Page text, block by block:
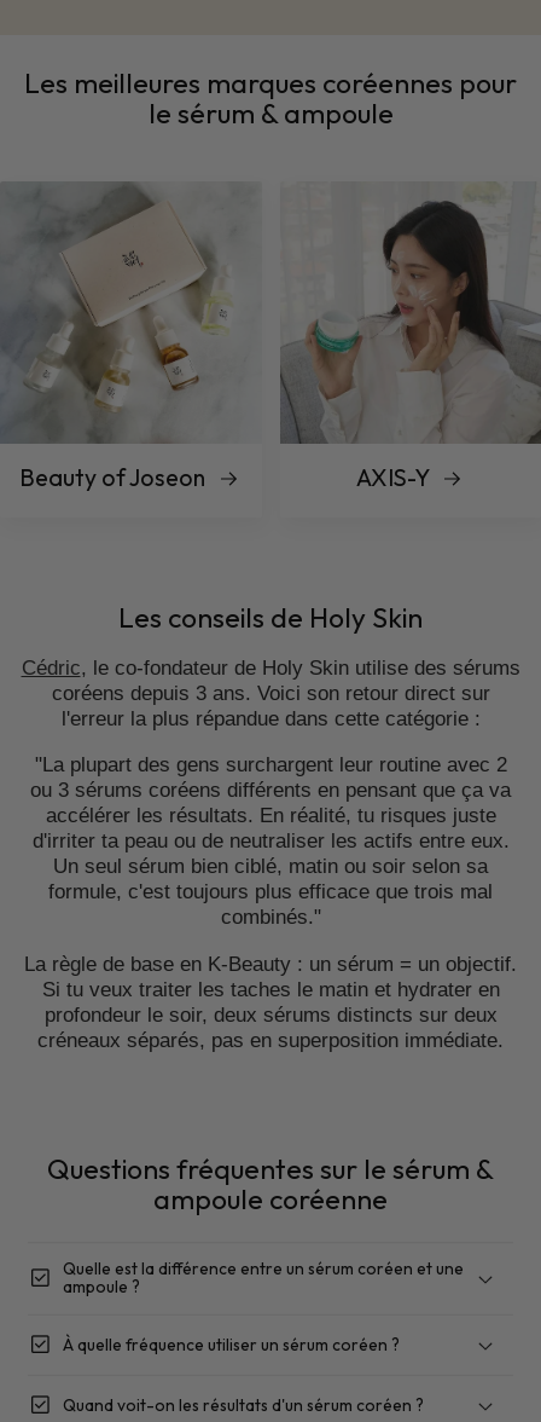
Les meilleures marques coréennes pour
le sérum & ampoule
Beauty of Joseon AXIS-Y
Les conseils de Holy Skin
Cédric, le co-fondateur de Holy Skin utilise des sérums
coréens depuis 3 ans. Voici son retour direct sur
l'erreur la plus répandue dans cette catégorie :
"La plupart des gens surchargent leur routine avec 2
ou 3 sérums coréens différents en pensant que ça va
accélérer les résultats. En réalité, tu risques juste
d'irriter ta peau ou de neutraliser les actifs entre eux.
Un seul sérum bien ciblé, matin ou soir selon sa
formule, c'est toujours plus efficace que trois mal
combinés."
La règle de base en K-Beauty : un sérum = un objectif.
Si tu veux traiter les taches le matin et hydrater en
profondeur le soir, deux sérums distincts sur deux
créneaux séparés, pas en superposition immédiate.
Questions fréquentes sur le sérum &
ampoule coréenne
check_box
Quelle est la différence entre un sérum coréen et une
ampoule ?
check_box À quelle fréquence utiliser un sérum coréen ?
check_box Quand voit-on les résultats d'un sérum coréen ?